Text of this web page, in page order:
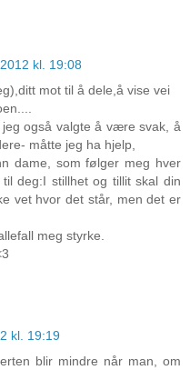
kl. 19:08
mot til å dele,å vise vei
også valgte å være svak, å
måtte jeg ha hjelp,
dame, som følger meg hver
deg:I stillhet og tillit skal din
vet hvor det står, men det er
meg styrke.
kl. 19:19
blir mindre når man, om